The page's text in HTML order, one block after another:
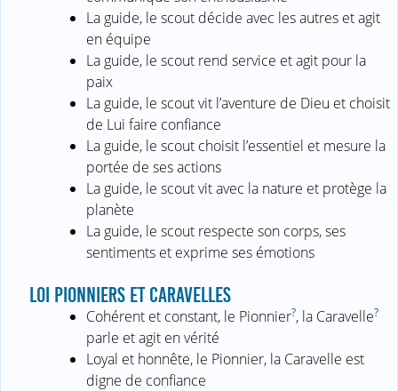
La guide, le scout décide avec les autres et agit
en équipe
La guide, le scout rend service et agit pour la
paix
La guide, le scout vit l’aventure de Dieu et choisit
de Lui faire confiance
La guide, le scout choisit l’essentiel et mesure la
portée de ses actions
La guide, le scout vit avec la nature et protège la
planète
La guide, le scout respecte son corps, ses
sentiments et exprime ses émotions
LOI PIONNIERS ET CARAVELLES
Cohérent et constant, le Pionnier?, la Caravelle?
parle et agit en vérité
Loyal et honnête, le Pionnier, la Caravelle est
digne de confiance